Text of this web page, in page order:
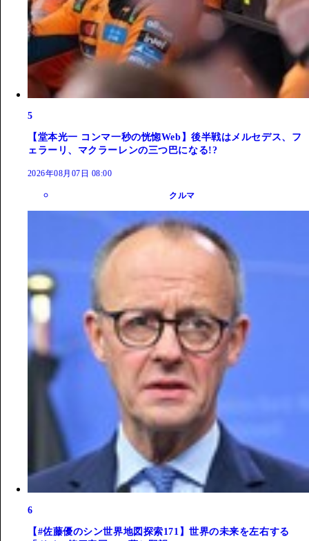
5
【堂本光一 コンマ一秒の恍惚Web】後半戦はメルセデス、フ
ェラーリ、マクラーレンの三つ巴になる!?
2026年08月07日 08:00
クルマ
6
【#佐藤優のシン世界地図探索171】世界の未来を左右する